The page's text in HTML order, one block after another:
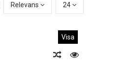
Relevans 24
Visa